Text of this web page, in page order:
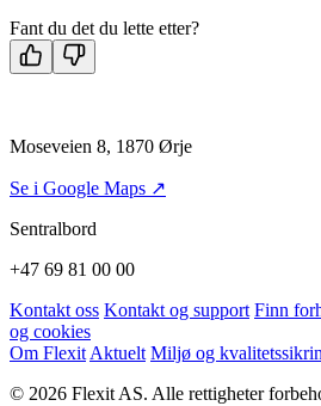
Fant du det du lette etter?
Moseveien 8, 1870 Ørje
Se i Google Maps ↗
Sentralbord
+47 69 81 00 00
Kontakt oss Kontakt og support Finn
og cookies
Om Flexit Aktuelt Miljø og
© 2026 Flexit AS. Alle rettigheter